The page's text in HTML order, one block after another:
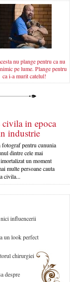
nu plange pentru ca nu
pe lume. Plange pentru
ca i-a murit catelul!
in epoca
industrie
fotograf pentru cununia
dintre cele mai
un moment
multe persoane cauta
civila...
nici influencerii
un look perfect
chirurgiei
despre